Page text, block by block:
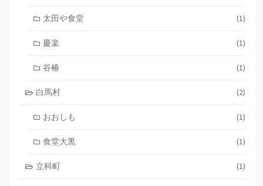
太田や食堂 (1)
慶楽 (1)
谷椿 (1)
白馬村 (2)
おおしも (1)
食堂大黒 (1)
立科町 (1)